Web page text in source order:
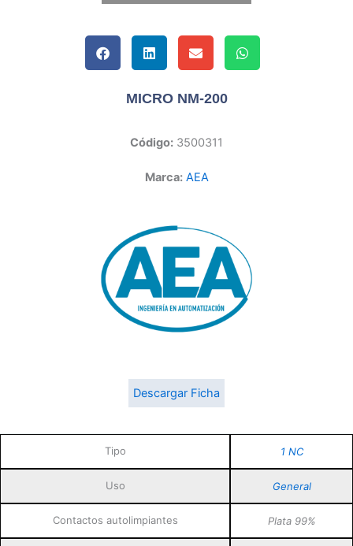
MICRO NM-200
Código: 3500311
Marca: AEA
Descargar Ficha
Tipo 1 NC
Uso General
Contactos autolimpiantes Plata 99%